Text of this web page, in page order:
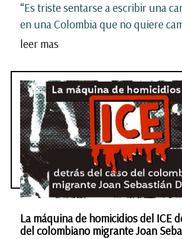
“Es triste sentarse a escribir una
en una Colombia que no quiere
leer mas
La máquina de homicidios del ICE
del colombiano migrante Joan